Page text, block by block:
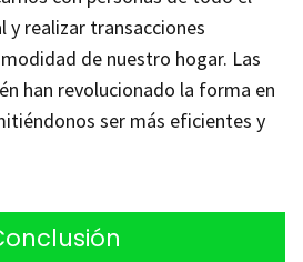
y realizar transacciones
de nuestro hogar. Las
han revolucionado la forma en
ser más eficientes y